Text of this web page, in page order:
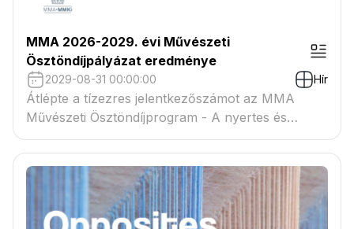
MMA 2026-2029. évi Művészeti
Ösztöndíjpályázat eredménye
2029-08-31 00:00:00 Hír
Átlépte a tízezres jelentkezőszámot az MMA
Művészeti Ösztöndíjprogram - A nyertes és
tartaléklistás pályázók névsora megtekinthető a
csatolmányban